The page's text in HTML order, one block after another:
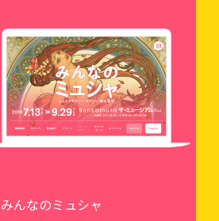
みんなのミュシャ